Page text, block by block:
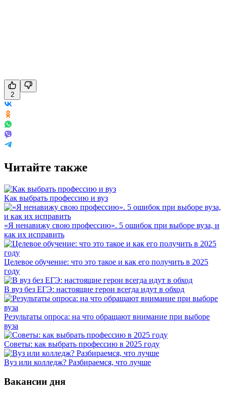
2
Читайте также
Как выбрать профессию и вуз
«Я ненавижу свою профессию». 5 ошибок при выборе вуза, и
как их исправить
Целевое обучение: что это такое и как его получить в 2025
году
В вуз без ЕГЭ: настоящие герои всегда идут в обход
Результаты опроса: на что обращают внимание при выборе
вуза
Советы: как выбрать профессию в 2025 году
Вуз или колледж? Разбираемся, что лучше
Вакансии дня